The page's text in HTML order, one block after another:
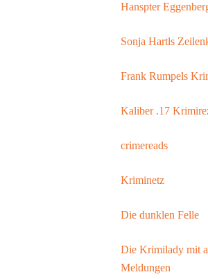
Hanspter
Sonja Hartls
Frank Rumpels
Kaliber .17
crimereads
Kriminetz
Die dunklen Felle
Die Krimilady mit
Meldungen